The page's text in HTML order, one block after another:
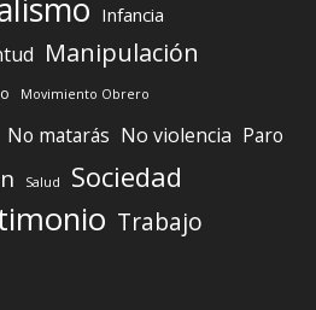
Infancia
Manipulación
Movimiento Obrero
No matarás No violencia Paro
Salud Sociedad
Trabajo